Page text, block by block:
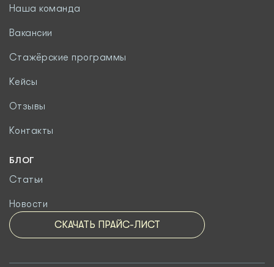
Наша команда
Вакансии
Стажёрские программы
Кейсы
Отзывы
Контакты
БЛОГ
Статьи
Новости
СКАЧАТЬ ПРАЙС-ЛИСТ